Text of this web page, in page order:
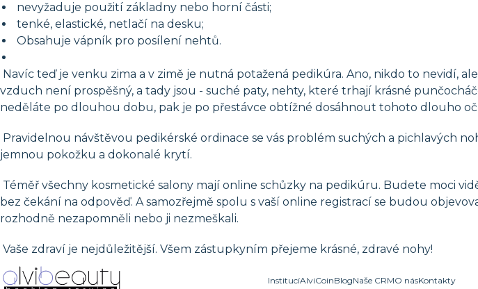
nevyžaduje použití základny nebo horní části;
tenké, elastické, netlačí na desku;
Obsahuje vápník pro posílení nehtů.
Navíc teď je venku zima a v zimě je nutná potažená pedikúra. Ano, nikdo to nevidí,
vzduch není prospěšný, a tady jsou - suché paty, nehty, které trhají krásné
neděláte po dlouhou dobu, pak je po přestávce obtížné dosáhnout tohoto dlouho
Pravidelnou návštěvou pedikérské ordinace se vás problém suchých a pichlavých
jemnou pokožku a dokonalé krytí.
Téměř všechny kosmetické salony mají online schůzky na pedikúru. Budete moci
bez čekání na odpověď. A samozřejmě spolu s vaší online registrací se budou
rozhodně nezapomněli nebo ji nezmeškali.
Vaše zdraví je nejdůležitější. Všem zástupkyním přejeme krásné, zdravé nohy!
InstitucíAlviCoinBlogNaše CRMO násKontakty